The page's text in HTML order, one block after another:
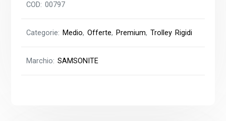
COD:00797
Categorie: Medio,Offerte, Premium,Trolley Rigidi
Marchio:SAMSONITE